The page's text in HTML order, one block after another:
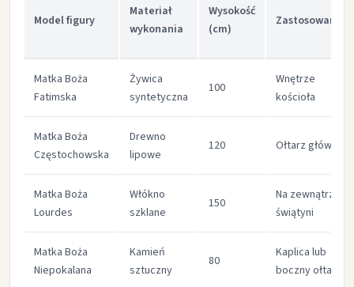
Model figury
Materiał
wykonania
Wysokość
(cm)
Zastosowanie
Matka Boża
Fatimska
Żywica
syntetyczna
100
Wnętrze
kościoła
Matka Boża
Częstochowska
Drewno
lipowe
120 Ołtarz główny
Matka Boża
Lourdes
Włókno
szklane
150
Na zewnątrz
świątyni
Matka Boża
Niepokalana
Kamień
sztuczny
80
Kaplica lub
boczny ołtarz